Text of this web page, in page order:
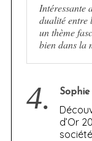
Intéressante
dualité entre
un thème
bien dans la
4. Sophie
d’Or